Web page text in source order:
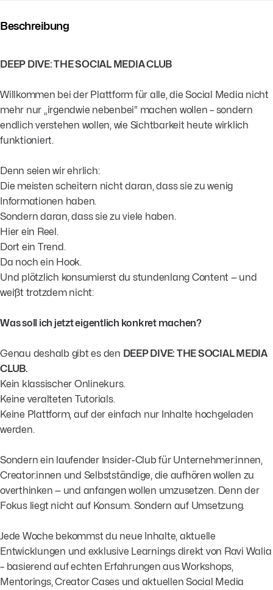
Beschreibung
DEEP DIVE: THE SOCIAL MEDIA CLUB
Willkommen bei der Plattform für alle, die Social Media nicht
mehr nur „irgendwie nebenbei“ machen wollen – sondern
endlich verstehen wollen, wie Sichtbarkeit heute wirklich
funktioniert.
Denn seien wir ehrlich:
Die meisten scheitern nicht daran, dass sie zu wenig
Informationen haben.
Sondern daran, dass sie zu viele haben.
Hier ein Reel.
Dort ein Trend.
Da noch ein Hook.
Und plötzlich konsumierst du stundenlang Content — und
weißt trotzdem nicht:
Was soll ich jetzt eigentlich konkret machen?
Genau deshalb gibt es den DEEP DIVE: THE SOCIAL MEDIA
CLUB.
Kein klassischer Onlinekurs.
Keine veralteten Tutorials.
Keine Plattform, auf der einfach nur Inhalte hochgeladen
werden.
Sondern ein laufender Insider-Club für Unternehmer:innen,
Creator:innen und Selbstständige, die aufhören wollen zu
overthinken — und anfangen wollen umzusetzen. Denn der
Fokus liegt nicht auf Konsum. Sondern auf Umsetzung.
Jede Woche bekommst du neue Inhalte, aktuelle
Entwicklungen und exklusive Learnings direkt von Ravi Walia
– basierend auf echten Erfahrungen aus Workshops,
Mentorings, Creator Cases und aktuellen Social Media